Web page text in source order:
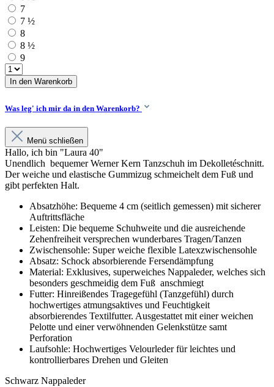
7
7 ½
8
8 ½
9
In den Warenkorb
Was leg' ich mir da in den Warenkorb?
Menü schließen
Hallo, ich bin "Laura 40"
Unendlich bequemer Werner Kern Tanzschuh im Dekolletéschnitt.
Der weiche und elastische Gummizug schmeichelt dem Fuß und
gibt perfekten Halt.
Absatzhöhe: Bequeme 4 cm (seitlich gemessen) mit sicherer
Auftrittsfläche
Leisten: Die bequeme Schuhweite und die ausreichende
Zehenfreiheit versprechen wunderbares Tragen/Tanzen
Zwischensohle: Super weiche flexible Latexzwischensohle
Absatz: Schock absorbierende Fersendämpfung
Material: Exklusives, superweiches Nappaleder, welches sich
besonders geschmeidig dem Fuß anschmiegt
Futter: Hinreißendes Tragegefühl (Tanzgefühl) durch
hochwertiges atmungsaktives und Feuchtigkeit
absorbierendes Textilfutter. Ausgestattet mit einer weichen
Pelotte und einer verwöhnenden Gelenkstütze samt
Perforation
Laufsohle: Hochwertiges Velourleder für leichtes und
kontrollierbares Drehen und Gleiten
Schwarz Nappaleder